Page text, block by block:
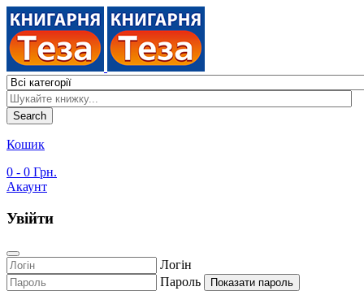
Search
Кошик
0 - 0 Грн.
Акаунт
Увійти
Логін
Пароль
Показати пароль